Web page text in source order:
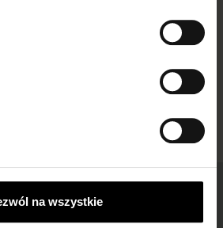
na wszystkie
zwroty